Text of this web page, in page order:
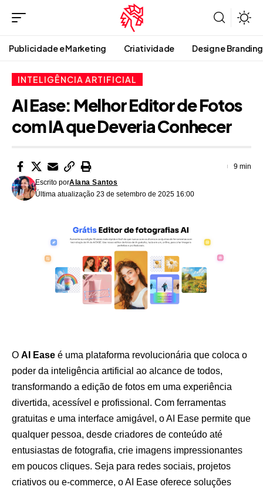
Publicidade e Marketing Criatividade Design e Branding
INTELIGÊNCIA ARTIFICIAL
AI Ease: Melhor Editor de Fotos
com IA que Deveria Conhecer
Última atualização 23 de setembro de 2025 16:00
Escrito porAlana Santos
9 min
O AI Ease é uma plataforma revolucionária que coloca o
poder da inteligência artificial ao alcance de todos,
transformando a edição de fotos em uma experiência
divertida, acessível e profissional. Com ferramentas
gratuitas e uma interface amigável, o AI Ease permite que
qualquer pessoa, desde criadores de conteúdo até
entusiastas de fotografia, crie imagens impressionantes
em poucos cliques. Seja para redes sociais, projetos
criativos ou e-commerce, o AI Ease oferece soluções